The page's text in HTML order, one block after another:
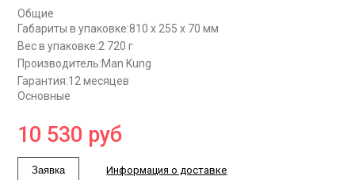
Общие
Габариты в упаковке:810 x 255 x 70 мм
Вес в упаковке:2 720 г
Производитель:Man Kung
Гарантия:12 месяцев
Основные
10 530 руб
Заявка Информация о доставке